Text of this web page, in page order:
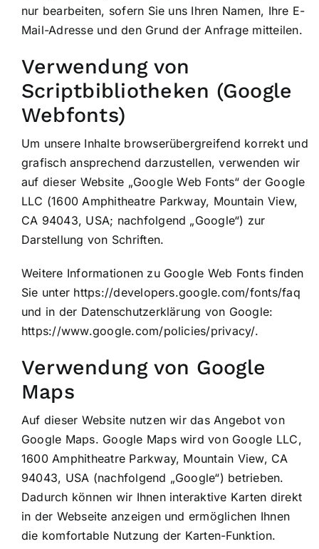
nur bearbeiten, sofern Sie uns Ihren Namen, Ihre E-
Mail-Adresse und den Grund der Anfrage mitteilen.
Verwendung von
Scriptbibliotheken (Google
Webfonts)
Um unsere Inhalte browserübergreifend korrekt und
grafisch ansprechend darzustellen, verwenden wir
auf dieser Website „Google Web Fonts“ der Google
LLC (1600 Amphitheatre Parkway, Mountain View,
CA 94043, USA; nachfolgend „Google“) zur
Darstellung von Schriften.
Weitere Informationen zu Google Web Fonts finden
Sie unter https://developers.google.com/fonts/faq
und in der Datenschutzerklärung von Google:
https://www.google.com/policies/privacy/.
Verwendung von Google
Maps
Auf dieser Website nutzen wir das Angebot von
Google Maps. Google Maps wird von Google LLC,
1600 Amphitheatre Parkway, Mountain View, CA
94043, USA (nachfolgend „Google“) betrieben.
Dadurch können wir Ihnen interaktive Karten direkt
in der Webseite anzeigen und ermöglichen Ihnen
die komfortable Nutzung der Karten-Funktion.